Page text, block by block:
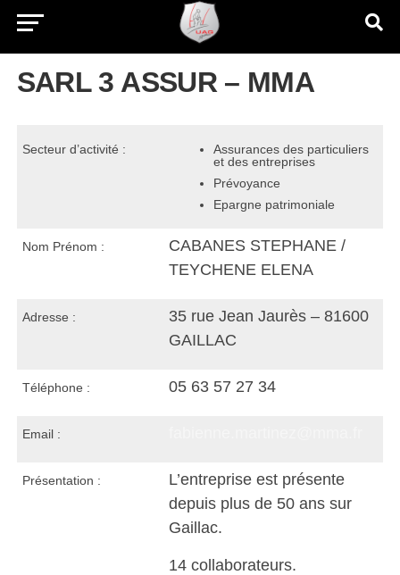
SARL 3 ASSUR – MMA
Secteur d’activité :
Assurances des particuliers
et des entreprises
Prévoyance
Epargne patrimoniale
Nom Prénom :
CABANES STEPHANE /
TEYCHENE ELENA
Adresse :
35 rue Jean Jaurès – 81600
GAILLAC
Téléphone : 05 63 57 27 34
Email :
Présentation :
L’entreprise est présente
depuis plus de 50 ans sur
Gaillac.
14 collaborateurs.